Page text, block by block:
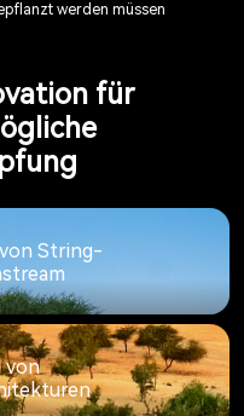
werden müssen
für
String-
von